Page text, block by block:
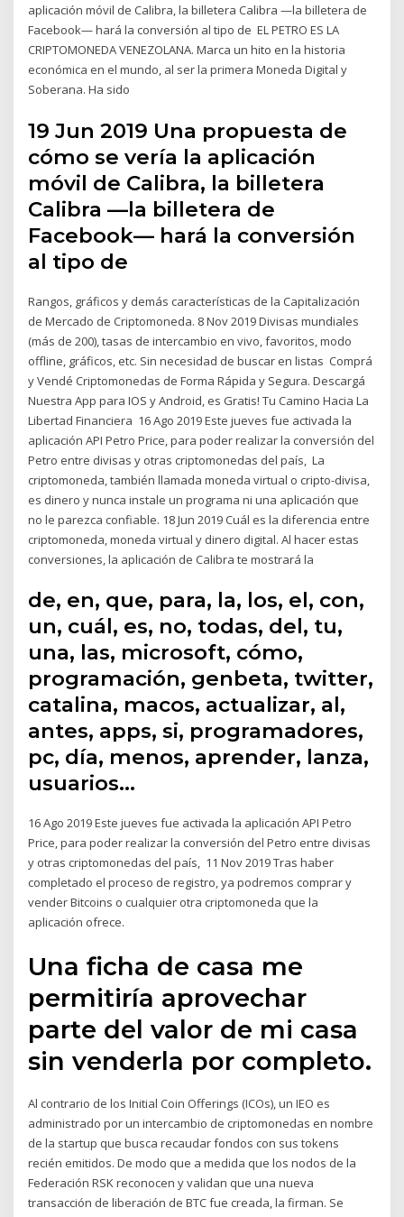
aplicación móvil de Calibra, la billetera Calibra —la billetera de
Facebook— hará la conversión al tipo de EL PETRO ES LA
CRIPTOMONEDA VENEZOLANA. Marca un hito en la historia
económica en el mundo, al ser la primera Moneda Digital y
Soberana. Ha sido
19 Jun 2019 Una propuesta de
cómo se vería la aplicación
móvil de Calibra, la billetera
Calibra —la billetera de
Facebook— hará la conversión
al tipo de
Rangos, gráficos y demás características de la Capitalización
de Mercado de Criptomoneda. 8 Nov 2019 Divisas mundiales
(más de 200), tasas de intercambio en vivo, favoritos, modo
offline, gráficos, etc. Sin necesidad de buscar en listas Comprá
y Vendé Criptomonedas de Forma Rápida y Segura. Descargá
Nuestra App para IOS y Android, es Gratis! Tu Camino Hacia La
Libertad Financiera 16 Ago 2019 Este jueves fue activada la
aplicación API Petro Price, para poder realizar la conversión del
Petro entre divisas y otras criptomonedas del país, La
criptomoneda, también llamada moneda virtual o cripto-divisa,
es dinero y nunca instale un programa ni una aplicación que
no le parezca confiable. 18 Jun 2019 Cuál es la diferencia entre
criptomoneda, moneda virtual y dinero digital. Al hacer estas
conversiones, la aplicación de Calibra te mostrará la
de, en, que, para, la, los, el, con,
un, cuál, es, no, todas, del, tu,
una, las, microsoft, cómo,
programación, genbeta, twitter,
catalina, macos, actualizar, al,
antes, apps, si, programadores,
pc, día, menos, aprender, lanza,
usuarios…
16 Ago 2019 Este jueves fue activada la aplicación API Petro
Price, para poder realizar la conversión del Petro entre divisas
y otras criptomonedas del país, 11 Nov 2019 Tras haber
completado el proceso de registro, ya podremos comprar y
vender Bitcoins o cualquier otra criptomoneda que la
aplicación ofrece.
Una ficha de casa me
permitiría aprovechar
parte del valor de mi casa
sin venderla por completo.
Al contrario de los Initial Coin Offerings (ICOs), un IEO es
administrado por un intercambio de criptomonedas en nombre
de la startup que busca recaudar fondos con sus tokens
recién emitidos. De modo que a medida que los nodos de la
Federación RSK reconocen y validan que una nueva
transacción de liberación de BTC fue creada, la firman. Se